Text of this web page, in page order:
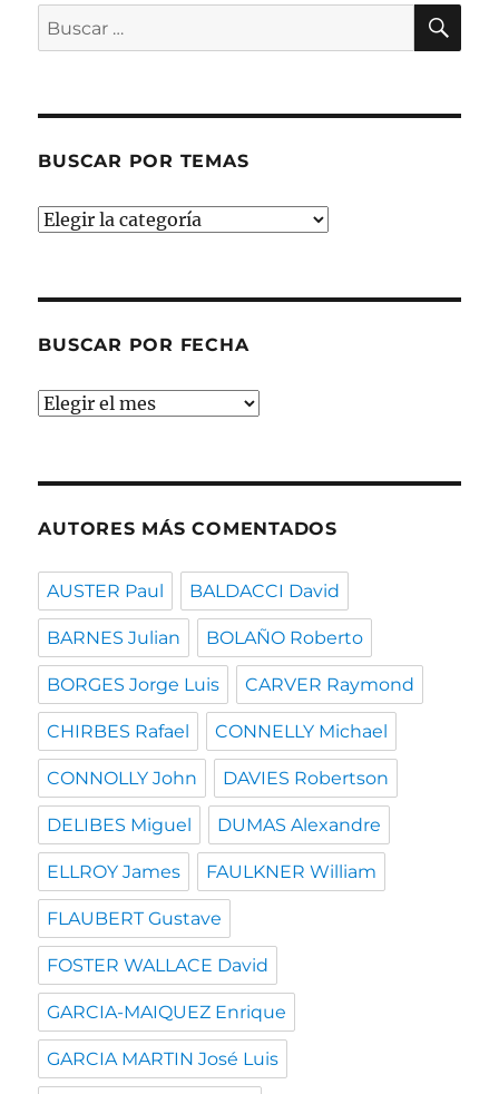
Buscar
por:
BUSCAR POR TEMAS
Buscar
BUSCAR POR FECHA
Buscar
AUTORES MÁS COMENTADOS
AUSTER Paul BALDACCI David
BARNES Julian BOLAÑO Roberto
BORGES Jorge Luis CARVER Raymond
CHIRBES Rafael CONNELLY Michael
CONNOLLY John DAVIES Robertson
DELIBES Miguel DUMAS Alexandre
ELLROY James FAULKNER William
FLAUBERT Gustave
FOSTER WALLACE David
GARCIA-MAIQUEZ Enrique
GARCIA MARTIN José Luis